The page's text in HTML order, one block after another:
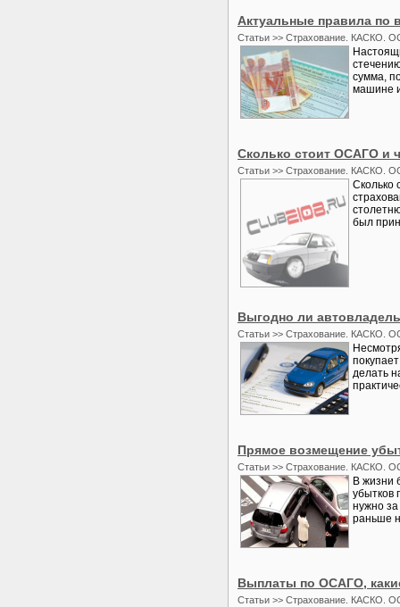
Актуальные правила по
Статьи >> Страхование. КАСКО.
сумма,
машине
Сколько стоит ОСАГО и
Статьи >> Страхование. КАСКО.
Сколько
был
Выгодно ли
Статьи >> Страхование. КАСКО.
делать
Прямое возмещение
Статьи >> Страхование. КАСКО.
В жизни
убытков
нужно
раньше
Выплаты по ОСАГО,
Статьи >> Страхование. КАСКО.